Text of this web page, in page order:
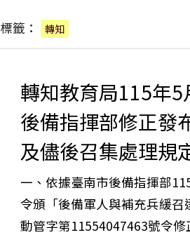
標籤： 轉知
轉知教育局115年
後備指揮部修正發
及儘後召集處理規
一、依據臺南市後備指揮部
令頒「後備軍人與補充兵緩
動管字第11554047463號令修